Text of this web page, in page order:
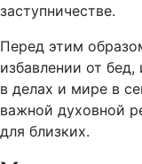
заступничестве.
Перед этим
избавлении от бед,
в делах и мире в
важной духовной
для близких.